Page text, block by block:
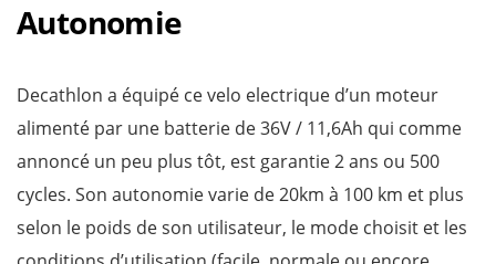
Autonomie
Decathlon a équipé ce velo electrique d’un moteur
alimenté par une batterie de 36V / 11,6Ah qui comme
annoncé un peu plus tôt, est garantie 2 ans ou 500
cycles. Son autonomie varie de 20km à 100 km et plus
selon le poids de son utilisateur, le mode choisit et les